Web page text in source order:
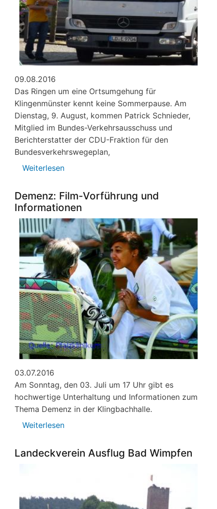
09.08.2016
Das Ringen um eine Ortsumgehung für
Klingenmünster kennt keine Sommerpause. Am
Dienstag, 9. August, kommen Patrick Schnieder,
Mitglied im Bundes-Verkehrsausschuss und
Berichterstatter der CDU-Fraktion für den
Bundesverkehrswegeplan,
Weiterlesen
Abgeordnete
und
BIK
im
Gespräch
Demenz: Film-Vorführung und
Informationen
03.07.2016
Am Sonntag, den 03. Juli um 17 Uhr gibt es
hochwertige Unterhaltung und Informationen zum
Thema Demenz in der Klingbachhalle.
Weiterlesen
Film-
Landeckverein Ausflug Bad Wimpfen